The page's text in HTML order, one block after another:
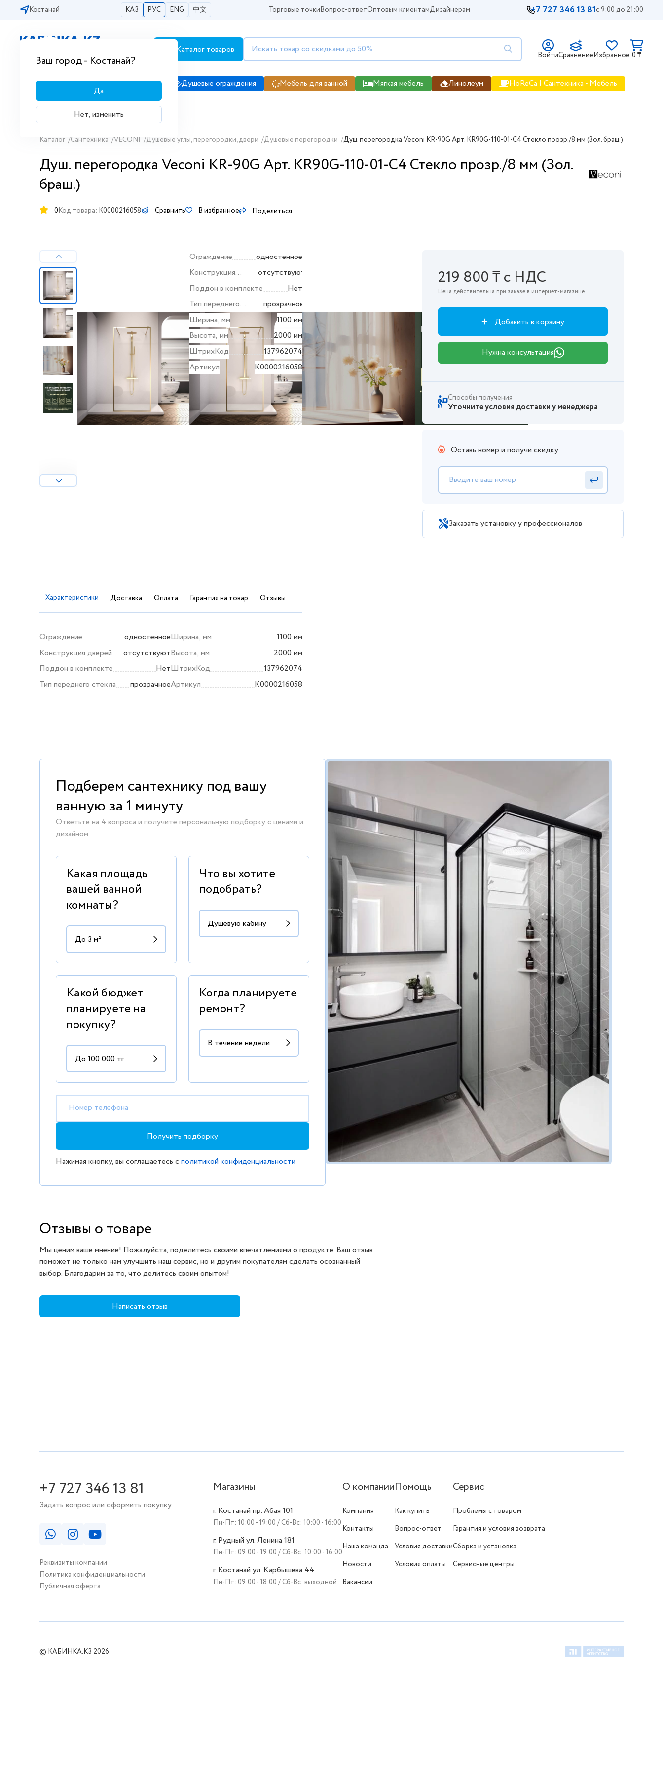
Костанай КАЗ РУС ENG 中文
Ваш город - Костанай?
Да
Нет, изменить
Торговые точкиВопрос-ответОптовым клиентамДизайнерам +7 727 346 13 81с 9:00 до 21:00
Бесплатная доставка по городам РК
Каталог товаров ВойтиСравнениеИзбранное 0 ₸
Сантехника Душевые кабины Душевые ограждения Мебель для ванной Мягкая мебель Линолеум HoReCa | Сантехника • Мебель
Каталог /Сантехника /VECONI /Душевые углы, перегородки, двери /Душевые перегородки /Душ. перегородка Veconi KR-90G Арт. KR90G-110-01-C4 Стекло прозр./8 мм (Зол. браш.)
Душ. перегородка Veconi KR-90G Арт. KR90G-110-01-C4 Стекло прозр./8 мм (Зол.
браш.)
0Код товара: K0000216058 Сравнить В избранное Поделиться
Ограждение
одностенное
Конструкция
дверей
отсутствуют
Поддон в комплекте
Нет
Тип переднего
стекла
прозрачное
Ширина, мм
1100 мм
Высота, мм
2000 мм
ШтрихКод
137962074
Артикул
K0000216058
219 800 ₸ с НДС
Цена действительна при заказе в интернет-магазине.
Добавить в корзину
Нужна консультация
Способы получения
Уточните условия доставки у менеджера
Оставь номер и получи скидку
Заказать установку у профессионалов
Характеристики Доставка Оплата Гарантия на товар Отзывы
Ограждение
одностенное
Конструкция дверей
отсутствуют
Поддон в комплекте
Нет
Тип переднего стекла
прозрачное
Ширина, мм
1100 мм
Высота, мм
2000 мм
ШтрихКод
137962074
Артикул
K0000216058
Подберем сантехнику под вашу
ванную за 1 минуту
Ответьте на 4 вопроса и получите персональную подборку с ценами и
дизайном
Какая площадь
вашей ванной
комнаты?
Что вы хотите
подобрать?
Какой бюджет
планируете на
покупку?
Когда планируете
ремонт?
Номер телефона
Получить подборку
Нажимая кнопку, вы соглашаетесь сполитикой конфиденциальности
Отзывы о товаре
Мы ценим ваше мнение! Пожалуйста, поделитесь своими впечатлениями о продукте. Ваш отзыв
поможет не только нам улучшить наш сервис, но и другим покупателям сделать осознанный
выбор. Благодарим за то, что делитесь своим опытом!
Написать отзыв
+7 727 346 13 81
Задать вопрос или оформить покупку.
Реквизиты компании
Политика конфиденциальности
Публичная оферта
Магазины
г. Костанай пр. Абая 101
Пн-Пт: 10:00 - 19:00 / Сб-Вс: 10:00 - 16:00
г. Рудный ул. Ленина 181
Пн-Пт: 09:00 - 19:00 / Сб-Вс: 10:00 - 16:00
г. Костанай ул. Карбышева 44
Пн-Пт: 09:00 - 18:00 / Сб-Вс: выходной
О компании
Компания
Контакты
Наша команда
Новости
Вакансии
Помощь
Как купить
Вопрос-ответ
Условия доставки
Условия оплаты
Сервис
Проблемы с товаром
Гарантия и условия возврата
Сборка и установка
Сервисные центры
© КАБИНКА.КЗ 2026